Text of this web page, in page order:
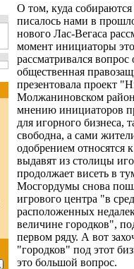
О том, куда
писалось нами в
нового Лас-Вегаса
момент инициаторы
рассматривался
общественная
презентовала проект
Молжаниновском
мнению инициаторов
для игорного бизнеса,
свободна, а сами
одобрением относятся
выдавят из столицы
продолжает висеть в
Мосгордумы снова
игрового центра "в
расположенных
величине городков",
первом ряду. А вот
"городков" под этот
это большой вопрос.